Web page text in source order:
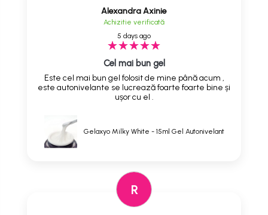
Alexandra Axinie
Achizitie verificată
5 days ago
Cel mai bun gel
Este cel mai bun gel folosit de mine până acum ,
este autonivelante se lucrează foarte foarte bine și
ușor cu el .
Gelaxyo Milky White - 15ml Gel Autonivelant
R